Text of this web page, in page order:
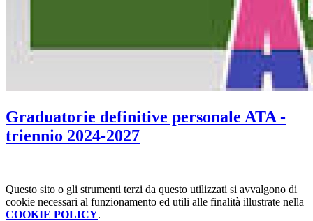
Graduatorie definitive personale ATA -
triennio 2024-2027
Questo sito o gli strumenti terzi da questo utilizzati si avvalgono di
cookie necessari al funzionamento ed utili alle finalità illustrate nella
COOKIE POLICY.